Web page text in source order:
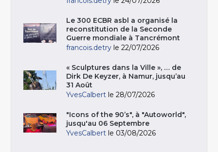
Le 300 ECBR asbl a organisé la
reconstitution de la Seconde
Guerre mondiale à Tancrémont
francois.detry le 22/07/2026
« Sculptures dans la Ville », … de
Dirk De Keyzer, à Namur, jusqu’au
31 Août
YvesCalbert le 28/07/2026
"Icons of the 90’s", à "Autoworld",
jusqu'au 06 Septembre
YvesCalbert le 03/08/2026